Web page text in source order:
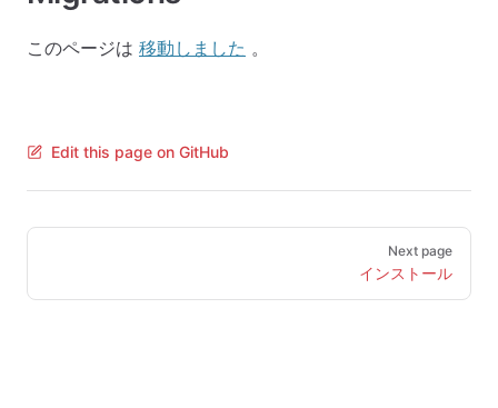
このページは 移動しました 。
Edit this page on GitHub
Pager
Next page
インストール